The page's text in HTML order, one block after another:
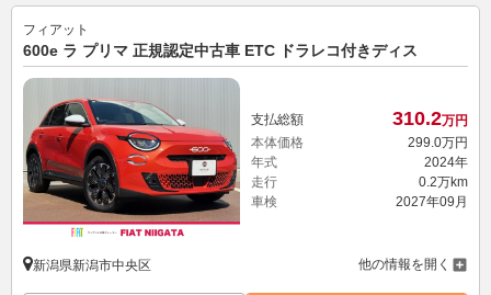
フィアット
600e ラ プリマ 正規認定中古車 ETC ドラレコ付きディス
支払総額 310.2万円
本体価格
299. 0万円
年式
2024年
走行
0.2万km
車検
2027年09月
新潟県新潟市中央区 他の情報を開く